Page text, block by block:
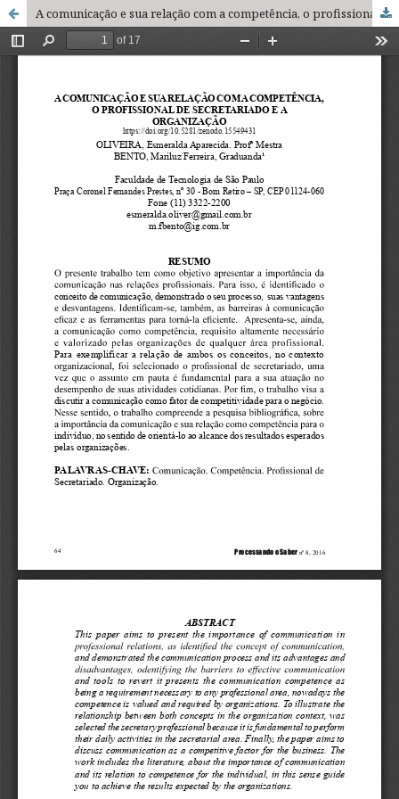
A comunicação e sua relação com a competência, o profissional de secretariado e a organização